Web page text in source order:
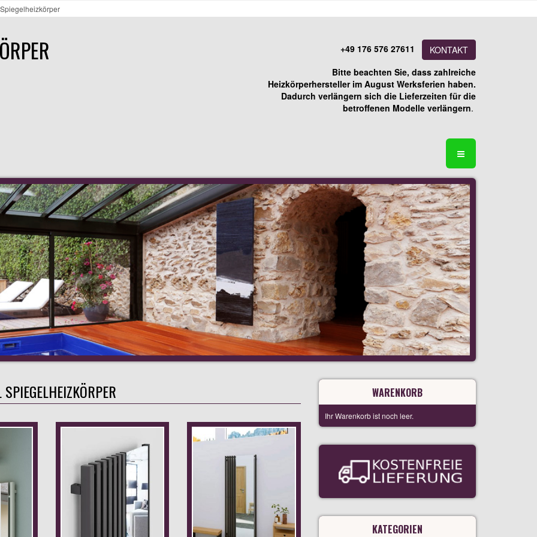
+49 176 576 27611
KONTAKT
Bitte beachten Sie, dass zahlreiche
Heizkörperhersteller im August Werksferien haben.
Dadurch verlängern sich die Lieferzeiten für die
betroffenen Modelle verlängern.
WARENKORB
Ihr Warenkorb ist noch leer.
KATEGORIEN